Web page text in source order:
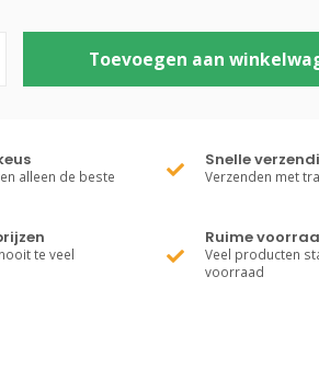
Toevoegen aan
alleen de beste
Snelle
Verzenden met
te veel
Ruime
Veel producten
voorraad